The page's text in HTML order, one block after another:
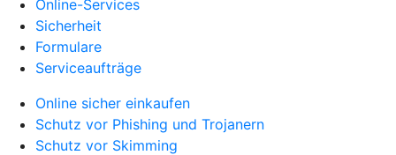
Online-Services
Sicherheit
Formulare
Serviceaufträge
Online sicher einkaufen
Schutz vor Phishing und Trojanern
Schutz vor Skimming